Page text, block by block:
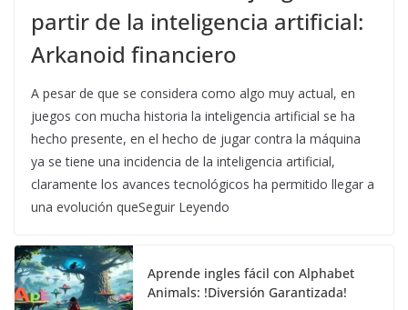
partir de la inteligencia artificial:
Arkanoid financiero
A pesar de que se considera como algo muy actual, en
juegos con mucha historia la inteligencia artificial se ha
hecho presente, en el hecho de jugar contra la máquina
ya se tiene una incidencia de la inteligencia artificial,
claramente los avances tecnológicos ha permitido llegar a
una evolución queSeguir Leyendo
Aprende ingles fácil con Alphabet
Animals: !Diversión Garantizada!